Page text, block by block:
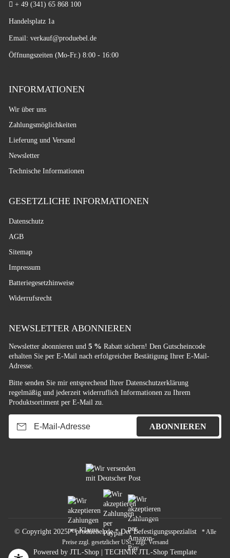
+ 49 (341) 65 868 100
Handelsplatz 1a
Email: verkauf@produebel.de
Öffnungszeiten (Mo-Fr.) 8:00 - 16:00
INFORMATIONEN
Wir über uns
Zahlungsmöglichkeiten
Lieferung und Versand
Newsletter
Technische Informationen
GESETZLICHE INFORMATIONEN
Datenschutz
AGB
Sitemap
Impressum
Batteriegesetzhinweise
Widerrufsrecht
NEWSLETTER ABONNIEREN
Newsletter abonnieren und 5 % Rabatt sichern! Den Gutscheincode
erhalten Sie per E-Mail nach erfolgreicher Bestätigung Ihrer E-Mail-
Adresse.
Bitte senden Sie mir entsprechend Ihrer Datenschutzerklärung
regelmäßig und jederzeit widerruflich Informationen zu Ihrem
Produktsortiment per E-Mail zu.
ABONNIEREN
© Copyright 2025 * produebel.de * Der Befestigungsspezialist
* Alle
Preise zzgl. gesetzlicher USt., zzgl.Versand
Powered by JTL-Shop TECHNIK JTL-Shop Template